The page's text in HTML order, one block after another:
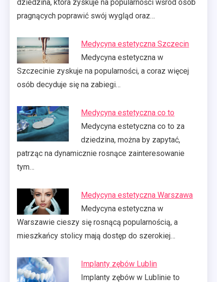
dziedzina, która zyskuje na popularności wśród osób
pragnących poprawić swój wygląd oraz…
Medycyna estetyczna Szczecin
Medycyna estetyczna w
Szczecinie zyskuje na popularności, a coraz więcej
osób decyduje się na zabiegi…
Medycyna estetyczna co to
Medycyna estetyczna co to za
dziedzina, można by zapytać,
patrząc na dynamicznie rosnące zainteresowanie
tym…
Medycyna estetyczna Warszawa
Medycyna estetyczna w
Warszawie cieszy się rosnącą popularnością, a
mieszkańcy stolicy mają dostęp do szerokiej…
Implanty zębów Lublin
Implanty zębów w Lublinie to